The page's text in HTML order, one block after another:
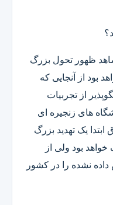
ظهور تحول بزرگ
بود از آنجایی که
از تجربیات
های زنجیره ای
ابتدا یک تهدید بزرگ
بود ولی از
نشده را در کشور